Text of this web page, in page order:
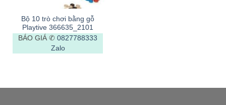
Bộ 10 trò chơi bằng gỗ
Playtive 366635_2101
BÁO GIÁ ✆ 0827788333
Zalo